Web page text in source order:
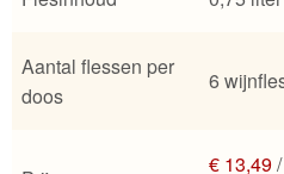
Aantal flessen per
doos
6
€ 13,49/